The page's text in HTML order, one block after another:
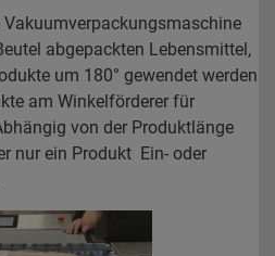
abgepackten Lebensmittel,
um 180° gewendet werden
am Winkelförderer für
von der Produktlänge
nur ein Produkt Ein- oder